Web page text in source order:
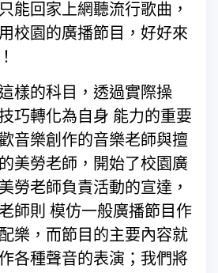
能回家上網聽流行歌曲，
校園的廣播節目，好好來
樣的科目，透過實際操
巧轉化為自身 能力的重要
音樂創作的音樂老師與擅
美勞老師，開始了校園廣
勞老師負責活動的宣達，
師則 模仿一般廣播節目作
樂，而節目的主要內容就
各種聲音的表演；我們將